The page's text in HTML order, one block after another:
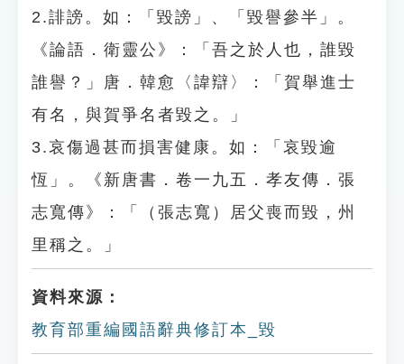
2.誹謗。如：「毀謗」、「毀譽參半」。
《論語．衛靈公》：「吾之於人也，誰毀
誰譽？」唐．韓愈〈諱辯〉：「賀舉進士
有名，與賀爭名者毀之。」
3.哀傷過甚而損害健康。如：「哀毀逾
恆」。《新唐書．卷一九五．孝友傳．張
志寬傳》：「（張志寬）居父喪而毀，州
里稱之。」
資料來源：
教育部重編國語辭典修訂本_毀